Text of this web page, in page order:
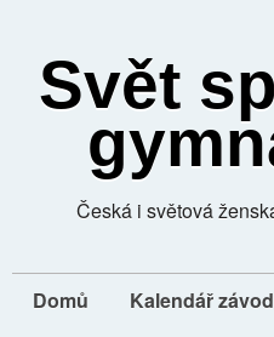
Svět
Česká i světová
Domů
Kalendář